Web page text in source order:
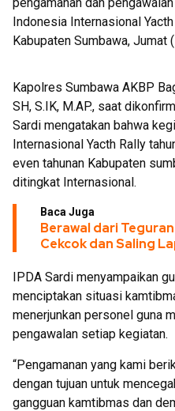
Indonesia Internasional
Kabupaten Sumbawa,
Kapolres Sumbawa AKBP
SH, S.IK, M.AP., saat
Sardi mengatakan bahwa
Internasional Yacth Rally
even tahunan Kabupaten
ditingkat Internasional.
Baca Juga
Berawal dari
Cekcok dan Saling
IPDA Sardi menyampaikan
menciptakan situasi
menerjunkan personel guna
pengawalan setiap kegiatan.
“Pengamanan yang kami
dengan tujuan untuk
gangguan kamtibmas dan